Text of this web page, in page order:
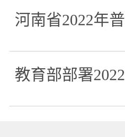
河南省2022年
教育部部署